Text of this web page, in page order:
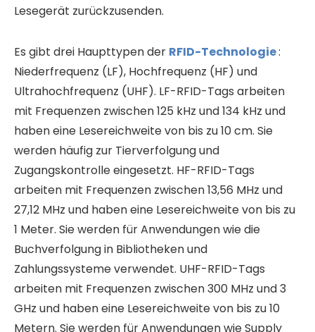
Lesegerät zurückzusenden.
Es gibt drei Haupttypen der RFID-Technologie:
Niederfrequenz (LF), Hochfrequenz (HF) und
Ultrahochfrequenz (UHF). LF-RFID-Tags arbeiten
mit Frequenzen zwischen 125 kHz und 134 kHz und
haben eine Lesereichweite von bis zu 10 cm. Sie
werden häufig zur Tierverfolgung und
Zugangskontrolle eingesetzt. HF-RFID-Tags
arbeiten mit Frequenzen zwischen 13,56 MHz und
27,12 MHz und haben eine Lesereichweite von bis zu
1 Meter. Sie werden für Anwendungen wie die
Buchverfolgung in Bibliotheken und
Zahlungssysteme verwendet. UHF-RFID-Tags
arbeiten mit Frequenzen zwischen 300 MHz und 3
GHz und haben eine Lesereichweite von bis zu 10
Metern. Sie werden für Anwendungen wie Supply